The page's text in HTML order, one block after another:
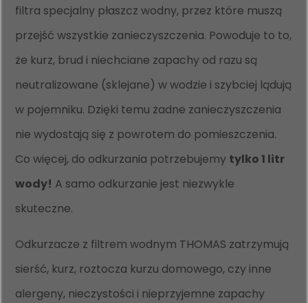
filtra specjalny płaszcz wodny, przez które muszą
przejść wszystkie zanieczyszczenia. Powoduje to to,
że kurz, brud i niechciane zapachy od razu są
neutralizowane (sklejane) w wodzie i szybciej lądują
w pojemniku. Dzięki temu żadne zanieczyszczenia
nie wydostają się z powrotem do pomieszczenia.
Co więcej, do odkurzania potrzebujemy tylko 1 litr
wody! A samo odkurzanie jest niezwykle
skuteczne.
Odkurzacze z filtrem wodnym THOMAS zatrzymują
sierść, kurz, roztocza kurzu domowego, czy inne
alergeny, nieczystości i nieprzyjemne zapachy